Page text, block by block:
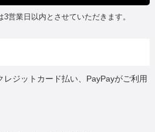
営業日以内とさせていただきます。
ジットカード払い、PayPayがご利用